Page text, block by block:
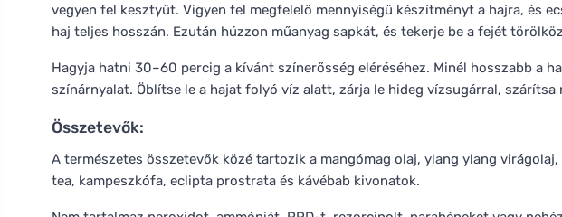
vegyen fel kesztyűt. Vigyen fel megfelelő mennyiségű készítményt a hajra, és
haj teljes hosszán. Ezután húzzon műanyag sapkát, és tekerje be a fejét
Hagyja hatni 30–60 percig a kívánt színerősség eléréséhez. Minél hosszabb a
színárnyalat. Öblítse le a hajat folyó víz alatt, zárja le hideg vízsugárral, szárítsa
Összetevők:
A természetes összetevők közé tartozik a mangómag olaj, ylang ylang
tea, kampeszkófa, eclipta prostrata és kávébab kivonatok.